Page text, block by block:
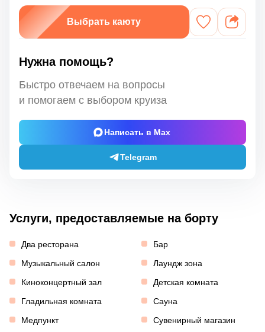
Выбрать каюту
Нужна помощь?
Быстро отвечаем на вопросы
и помогаем с выбором круиза
Написать в Max
Telegram
Услуги, предоставляемые на борту
Два ресторана
Бар
Музыкальный салон
Лаундж зона
Киноконцертный зал
Детская комната
Гладильная комната
Сауна
Медпункт
Сувенирный магазин